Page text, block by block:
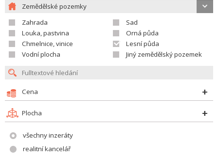
Zemědělské pozemky
Zahrada
Sad
Louka, pastvina
Orná půda
Chmelnice, vinice
Lesní půda
Vodní plocha
Jiný zemědělský pozemek
Cena
Plocha
všechny inzeráty
realitní kancelář